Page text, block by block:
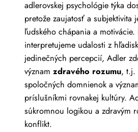
adlerovskej psychológie týka
pretože zaujatosť a subjektivita
ľudského chápania a
interpretujeme udalosti z
jedinečných percepcií, Adler
význam zdravého rozumu, t.j.
spoločných domnienok a
príslušníkmi rovnakej kultúry.
súkromnou logikou a zdravým
konflikt.